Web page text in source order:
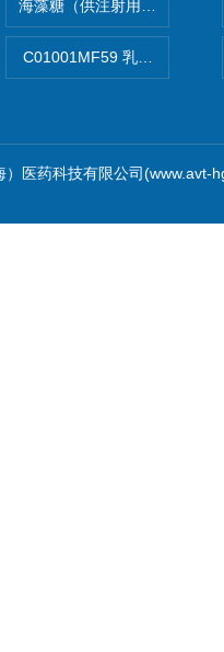
海藻糖（供注射用）（无菌）
C01001MF59 乳佐剂
医药科技有限公司(www.avt-